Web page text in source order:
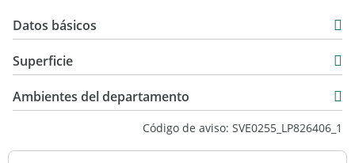
Datos básicos
Venta
USD 79.000
Superficie
53 m2
Ambientes del departamento
Código de aviso: SVE0255_LP826406_1